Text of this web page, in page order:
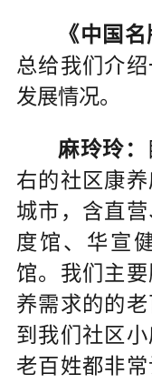
《中国
总给我们介
发展情况。
麻玲玲：
右的社区康
城市，含直
度馆、华宣
馆。我们主
养需求的的
到我们社区
老百姓都非